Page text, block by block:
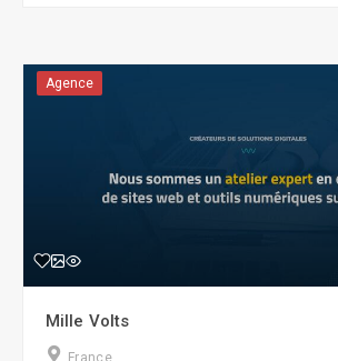
Agence
Mille Volts
France